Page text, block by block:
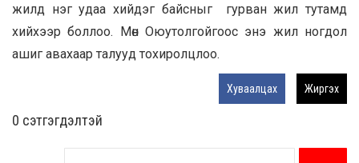
жилд нэг удаа хийдэг байсныг гурван жил тутамд
хийхээр боллоо. Мөн Оюутолгойгоос энэ жил ногдол
ашиг авахаар талууд тохиролцлоо.
Хуваалцах Жиргэх
0 cэтгэгдэлтэй